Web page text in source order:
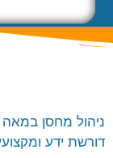
דורשת ידע